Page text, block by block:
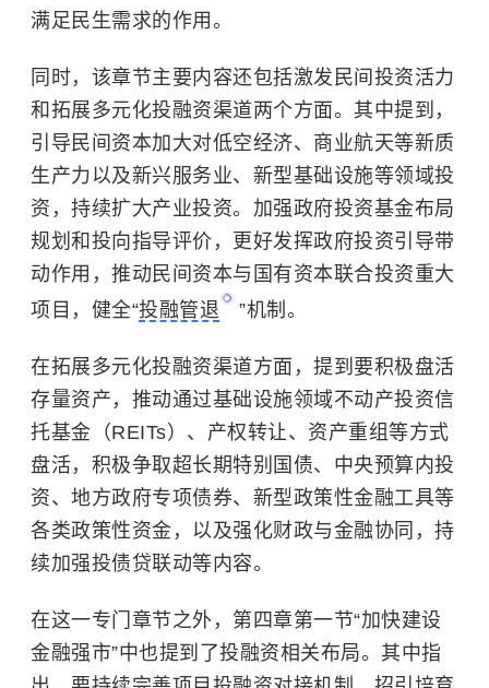
满足民生需求的作用。
同时，该章节主要内容还包括激发民间投资活力
和拓展多元化投融资渠道两个方面。其中提到，
引导民间资本加大对低空经济、商业航天等新质
生产力 以及新兴服务业、新型基础设施等领域投
资，持续扩大产业投资。加强政府投资基金布局
规划和投向指导评价，更好发挥政府投资引导带
动作用，推动民间资本与国有资本联合投资重大
项目，健全“投融管退 ”机制。
在拓展多元化投融资渠道方面，提到要积极盘活
存量资产，推动通过基础设施领域不动产投资信
托基金（REITs）、产权转让、资产重组等方式
盘活，积极争取超长期特别国债、中央预算内投
资、地方政府专项债券、新型政策性金融工具等
各类政策性资金，以及强化财政与金融协同，持
续加强投债贷联动等内容。
在这一专门章节之外，第四章第一节“加快建设
金融强市”中也提到了投融资相关布局。其中指